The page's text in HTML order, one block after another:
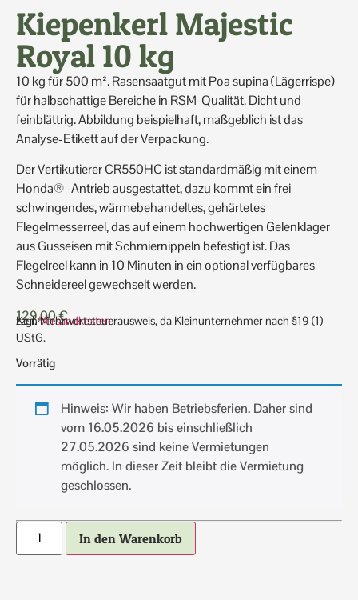
Kiepenkerl Majestic
Royal 10 kg
10 kg für 500 m². Rasensaatgut mit Poa supina (Lägerrispe)
für halbschattige Bereiche in RSM-Qualität. Dicht und
feinblättrig. Abbildung beispielhaft, maßgeblich ist das
Analyse-Etikett auf der Verpackung.
Der Vertikutierer CR550HC ist standardmäßig mit einem
Honda® -Antrieb ausgestattet, dazu kommt ein frei
schwingendes, wärmebehandeltes, gehärtetes
Flegelmesserreel, das auf einem hochwertigen Gelenklager
aus Gusseisen mit Schmiernippeln befestigt ist. Das
Flegelreel kann in 10 Minuten in ein optional verfügbares
Schneidereel gewechselt werden.
129,00€
zzgl.Versandkosten
Kein Mehrwertsteuerausweis, da Kleinunternehmer nach §19 (1)
UStG.
Vorrätig
Hinweis: Wir haben Betriebsferien. Daher sind
vom 16.05.2026 bis einschließlich
27.05.2026 sind keine Vermietungen
möglich. In dieser Zeit bleibt die Vermietung
geschlossen.
In den Warenkorb